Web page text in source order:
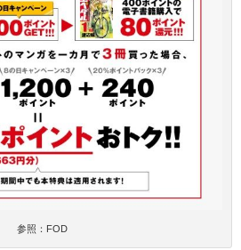
参照：FOD